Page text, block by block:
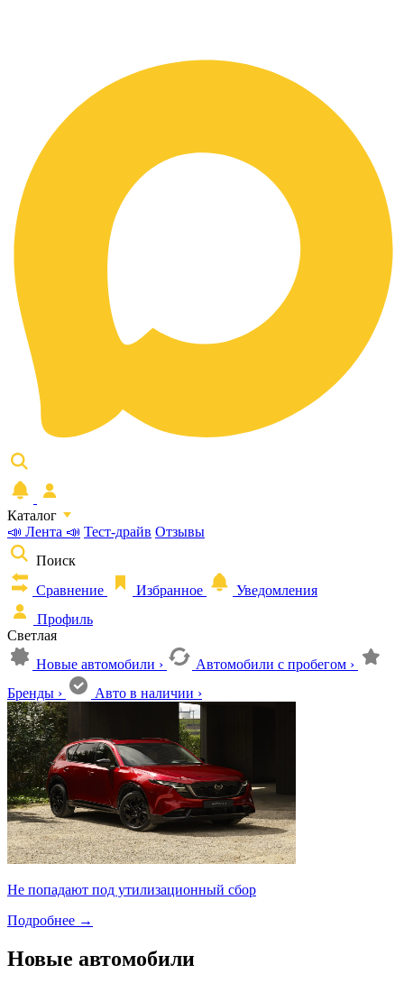
Каталог
📣 Лента 📣 Тест-драйв Отзывы
Поиск
Сравнение
Избранное
Уведомления
Профиль
Светлая
Новые автомобили › Автомобили с пробегом ›
Бренды › Авто в наличии ›
Не попадают под утилизационный сбор
Подробнее →
Новые автомобили